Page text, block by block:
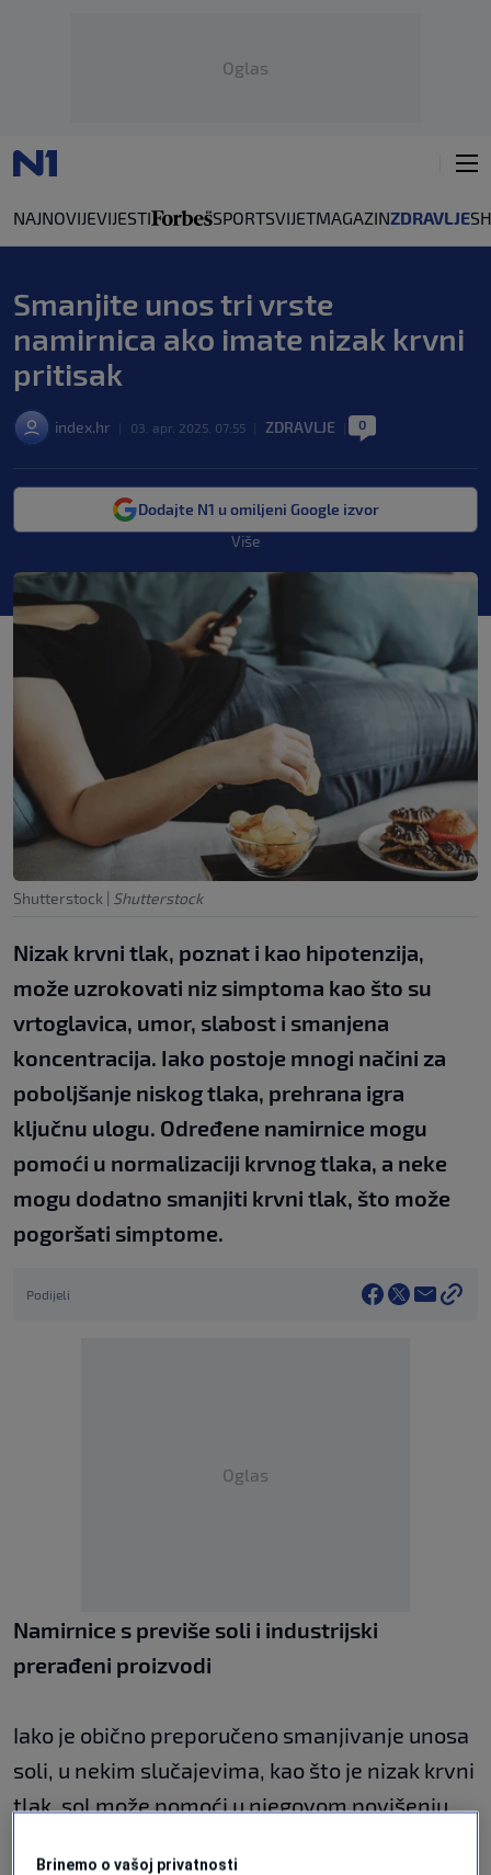
Oglas
NAJNOVIJEVIJESTI SPORTSVIJETMAGAZINZDRAVLJE
Smanjite unos tri vrste
namirnica ako imate nizak krvni
pritisak
index.hr 03. apr. 2025. 07:55 ZDRAVLJE 0
Dodajte N1 u omiljeni Google izvor
Više
Shutterstock | Shutterstock
Nizak krvni tlak, poznat i kao hipotenzija,
može uzrokovati niz simptoma kao što su
vrtoglavica, umor, slabost i smanjena
koncentracija. Iako postoje mnogi načini za
poboljšanje niskog tlaka, prehrana igra
ključnu ulogu. Određene namirnice mogu
pomoći u normalizaciji krvnog tlaka, a neke
mogu dodatno smanjiti krvni tlak, što može
pogoršati simptome.
Podijeli
Oglas
Namirnice s previše soli i industrijski
prerađeni proizvodi
Iako je obično preporučeno smanjivanje unosa
soli, u nekim slučajevima, kao što je nizak krvni
tlak, sol može pomoći u njegovom povišenju.
Brinemo o vašoj privatnosti